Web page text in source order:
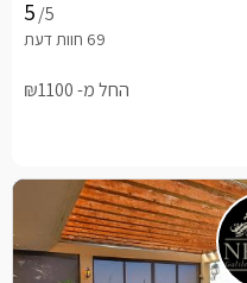
/5
החל מ- ₪1100